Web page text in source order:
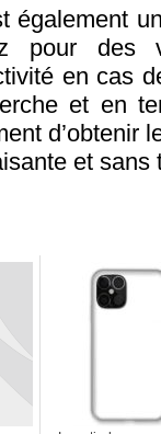
également
pour des
en cas
et en
d’obtenir
et sans